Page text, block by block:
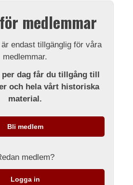
medlemmar
endast tillgänglig för våra
medlemmar.
per dag får du tillgång till
och hela vårt historiska
material.
Bli medlem
medlem?
Logga in